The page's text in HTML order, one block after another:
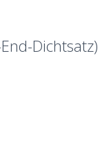
Dichtsatz)